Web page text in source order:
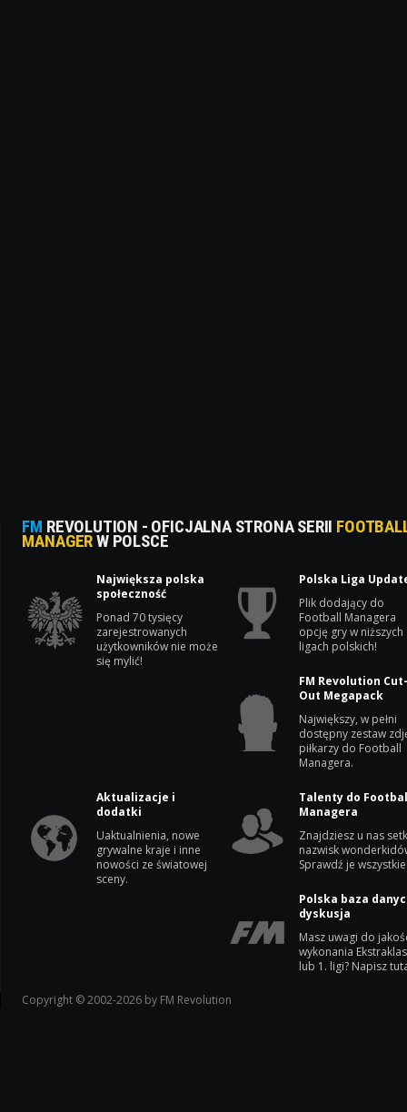
FM REVOLUTION - OFICJALNA STRONA SERII
MANAGERW POLSCE
Największa polska
społeczność
Ponad 70 tysięcy
zarejestrowanych
użytkowników nie może
się mylić!
Polska Liga
Plik dodający do
Football Managera
opcję gry w niższych
ligach polskich!
FM Revolution
Out Megapack
Największy, w pełni
dostępny zestaw
piłkarzy do Football
Managera.
Aktualizacje i
dodatki
Uaktualnienia, nowe
grywalne kraje i inne
nowości ze światowej
sceny.
Talenty do
Managera
Znajdziesz u nas
nazwisk
Sprawdź je
Polska baza
dyskusja
Masz uwagi do
wykonania
lub 1. ligi? Napisz
Copyright © 2002-2026 by FM Revolution